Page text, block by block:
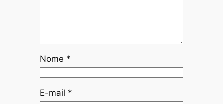
Nome *
E-mail *